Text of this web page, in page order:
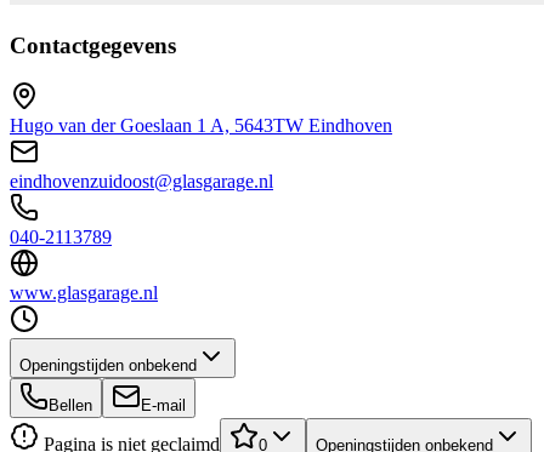
Contactgegevens
Hugo van der Goeslaan 1 A, 5643TW Eindhoven
eindhovenzuidoost@glasgarage.nl
040-2113789
www.glasgarage.nl
Openingstijden onbekend
Bellen E-mail
Pagina is niet geclaimd 0 Openingstijden onbekend